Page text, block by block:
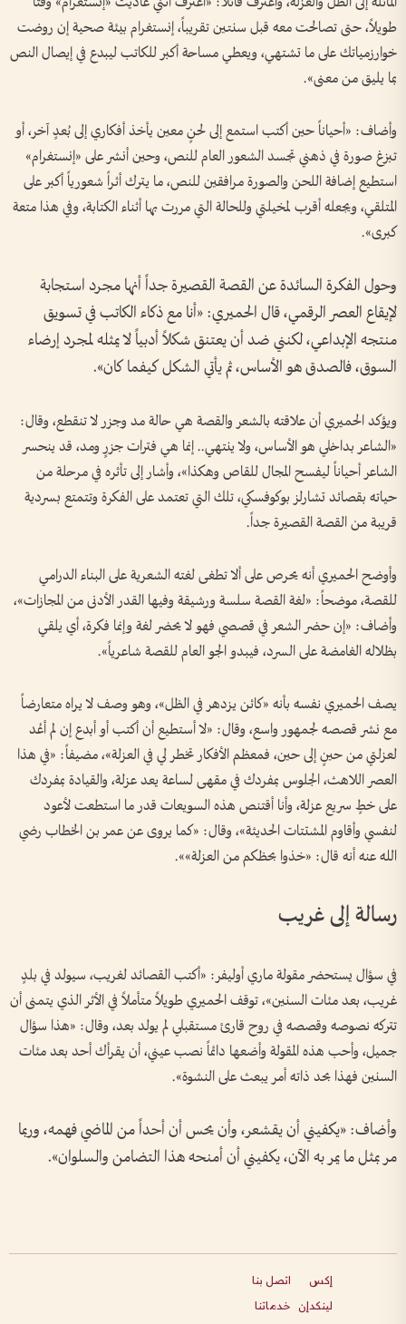
طويلاً، حتى تصالحت معه قبل سنتين تقريباً، إنستغرام بيئة صحية إن روضت
خوارزمياتك على ما تشتهي، ويعطي مساحة أكبر للكاتب ليبدع في إيصال النص
بما يليق من معنى».
وأضاف: «أحياناً حين أكتب استمع إلى لحنٍ معين يأخذ أفكاري إلى بُعدٍ آخر، أو
تبزغ صورة في ذهني تجسد الشعور العام للنص، وحين أنشر على «إنستغرام»
استطيع إضافة اللحن والصورة مرافقين للنص، ما يترك أثراً شعورياً أكبر على
المتلقي، ويجعله أقرب لمخيلتي وللحالة التي مررت بها أثناء الكتابة، وفي هذا متعة
كبرى».
وحول الفكرة السائدة عن القصة القصيرة جداً أنها مجرد استجابة
لإيقاع العصر الرقمي، قال الحميري: «أنا مع ذكاء الكاتب في تسويق
منتجه الإبداعي، لكنني ضد أن يعتنق شكلاً أدبياً لا يمثله لمجرد إرضاء
السوق، فالصدق هو الأساس، ثم يأتي الشكل كيفما كان».
ويؤكد الحميري أن علاقته بالشعر والقصة هي حالة مد وجزر لا تنقطع، وقال:
«الشاعر بداخلي هو الأساس، ولا ينتهي.. إنما هي فترات جزرٍ ومد، قد ينحسر
الشاعر أحياناً ليفسح المجال للقاص وهكذا»، وأشار إلى تأثره في مرحلة من
حياته بقصائد تشارلز بوكوفسكي، تلك التي تعتمد على الفكرة وتتمتع بسردية
قريبة من القصة القصيرة جداً.
وأوضح الحميري أنه يحرص على ألا تطغى لغته الشعرية على البناء الدرامي
للقصة، موضحاً: «لغة القصة سلسة ورشيقة وفيها القدر الأدنى من المجازات»،
وأضاف: «إن حضر الشعر في قصصي فهو لا يحضر لغة وإنما فكرة، أي يلقي
بظلاله الغامضة على السرد، فيبدو الجو العام للقصة شاعرياً».
يصف الحميري نفسه بأنه «كائن يزدهر في الظل»، وهو وصف لا يراه متعارضاً
مع نشر قصصه لجمهور واسع، وقال: «لا أستطيع أن أكتب أو أبدع إن لم أعُد
لعزلتي من حينٍ إلى حين، فمعظم الأفكار تخطر لي في العزلة»، مضيفاً: «في هذا
العصر اللاهث، الجلوس بمفردك في مقهى لساعة يعد عزلة، والقيادة بمفردك
على خطٍ سريع عزلة، وأنا أقتنص هذه السويعات قدر ما استطعت لأعود
لنفسي وأقاوم المشتتات الحديثة»، وقال: «كما يروى عن عمر بن الخطاب رضي
الله عنه أنه قال: «خذوا بحظكم من العزلة»».
رسالة إلى غريب
في سؤال يستحضر مقولة ماري أوليفر: «أكتب القصائد لغريب، سيولد في بلدٍ
غريب، بعد مئات السنين»، توقف الحميري طويلاً متأملاً في الأثر الذي يتمنى أن
تتركه نصوصه وقصصه في روح قارئ مستقبلي لم يولد بعد، وقال: «هذا سؤال
جميل، وأحب هذه المقولة وأضعها دائماً نصب عيني، أن يقرأك أحد بعد مئات
السنين فهذا بحد ذاته أمر يبعث على النشوة».
وأضاف: «يكفيني أن يقشعر، وأن يحس أن أحداً من الماضي فهمه، وربما
مر بمثل ما يمر به الآن، يكفيني أن أمنحه هذا التضامن والسلوان».
إكس
لينكدإن
اتصل بنا
خدماتنا